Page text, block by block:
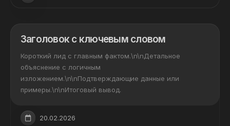
Заголовок с ключевым словом
Короткий лид с главным фактом.\n\nДетальное
объяснение с логичным
изложением.\n\nПодтверждающие данные или
примеры.\n\nИтоговый вывод.
20.02.2026